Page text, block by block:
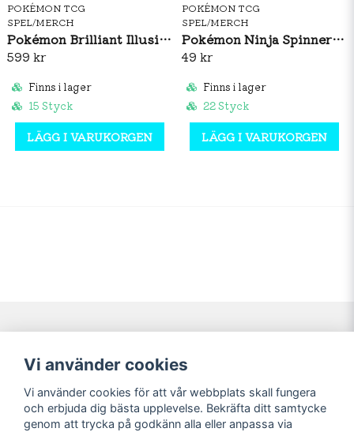
POKÉMON TCG
SPEL/MERCH
Pokémon Brilliant Illusions CSV8C Booster Box Slim (S-CH)
599 kr
Finns i lager
15 Styck
LÄGG I VARUKORGEN
POKÉMON TCG
SPEL/MERCH
Pokémon Ninja Spinner Booster Pack (JP)
49 kr
Finns i lager
22 Styck
LÄGG I VARUKORGEN
Navigering
Nyheter!
Förbeställning
Mitt konto
Logga in
Registrera dig
Glömt lösenord?
Vi använder cookies
Vi använder cookies för att vår webbplats skall fungera
och erbjuda dig bästa upplevelse. Bekräfta ditt samtycke
genom att trycka på godkänn alla eller anpassa via